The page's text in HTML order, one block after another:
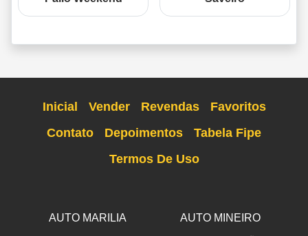
Inicial Vender Revendas
Favoritos
Contato
Depoimentos
Tabela Fipe
Termos De Uso
AUTO MARILIA AUTO MINEIRO